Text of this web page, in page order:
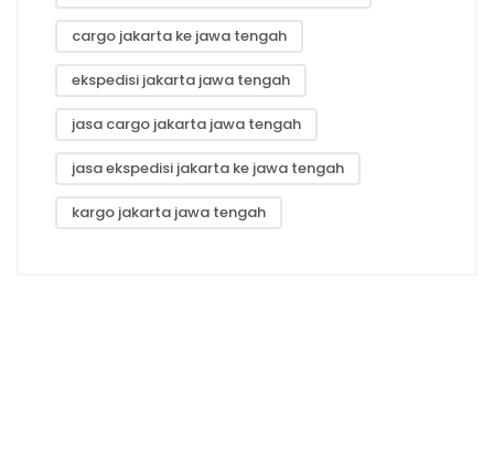
cargo jakarta ke jawa tengah
ekspedisi jakarta jawa tengah
jasa cargo jakarta jawa tengah
jasa ekspedisi jakarta ke jawa tengah
kargo jakarta jawa tengah